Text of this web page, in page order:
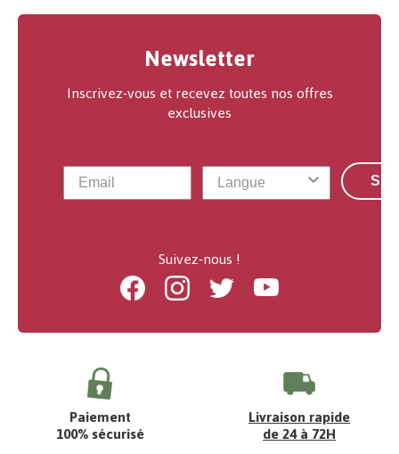
Newsletter
Inscrivez-vous et recevez toutes nos offres
exclusives
Suivez-nous !
FacebookInstagramTwitter Youtube
Paiement
100% sécurisé
Livraison rapide
de 24 à 72H